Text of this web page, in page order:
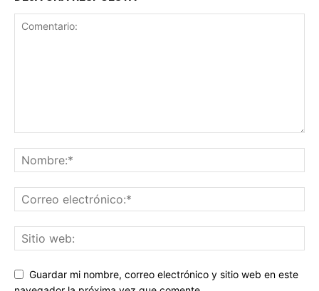
Guardar mi nombre, correo electrónico y sitio web en este